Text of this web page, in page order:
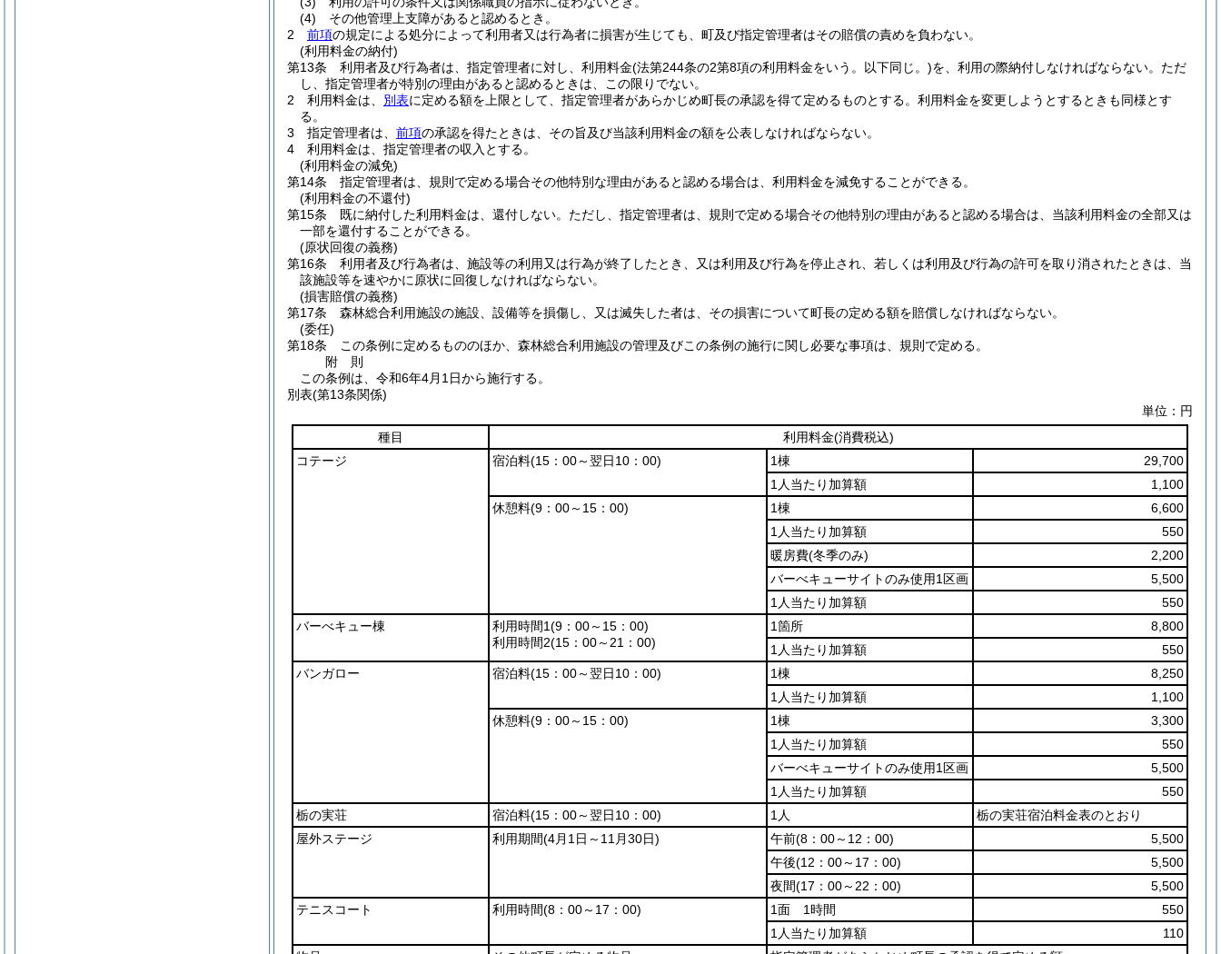
(4)
その他管理上支障があると認めるとき。
2
前項の規定による処分によって利用者又は行為者に損害が生じても、町及び指定管理者はその賠償の責めを負わない。
(利用料金の納付)
第13条
利用者及び行為者は、指定管理者に対し、利用料金(法第244条の2第8項の利用料金をいう。以下同じ。)を、利用の際納付しなければならない。 ただ
し、指定管理者が特別の理由があると認めるときは、この限りでない。
2
利用料金は、 別表に定める額を上限として、指定管理者があらかじめ町長の承認を得て定めるものとする。 利用料金を変更しようとするときも同様とす
る。
3
指定管理者は、 前項の承認を得たときは、その旨及び当該利用料金の額を公表しなければならない。
4
利用料金は、指定管理者の収入とする。
(利用料金の減免)
第14条
指定管理者は、規則で定める場合その他特別な理由があると認める場合は、利用料金を減免することができる。
(利用料金の不還付)
第15条
既に納付した利用料金は、還付しない。 ただし、指定管理者は、規則で定める場合その他特別の理由があると認める場合は、当該利用料金の全部又は
一部を還付することができる。
(原状回復の義務)
第16条
利用者及び行為者は、施設等の利用又は行為が終了したとき、又は利用及び行為を停止され、若しくは利用及び行為の許可を取り消されたときは、当
該施設等を速やかに原状に回復しなければならない。
(損害賠償の義務)
第17条
森林総合利用施設の施設、設備等を損傷し、又は滅失した者は、その損害について町長の定める額を賠償しなければならない。
(委任)
第18条
この条例に定めるもののほか、森林総合利用施設の管理及びこの条例の施行に関し必要な事項は、規則で定める。
附 則
この条例は、令和6年4月1日から施行する。
別表(第13条関係)
単位：円
種目
利用料金(消費税込)
コテージ
宿泊料(15：00～翌日10：00) 1棟
29,700
1人当たり加算額
1,100
休憩料(9：00～15：00) 1棟
6,600
1人当たり加算額
550
暖房費(冬季のみ)
2,200
バーべキューサイトのみ使用1区画
5,500
1人当たり加算額
550
バーべキュー棟
利用時間1(9：00～15：00)
利用時間2(15：00～21：00)
1箇所
8,800
1人当たり加算額
550
バンガロー
宿泊料(15：00～翌日10：00) 1棟
8,250
1人当たり加算額
1,100
休憩料(9：00～15：00) 1棟
3,300
1人当たり加算額
550
バーべキューサイトのみ使用1区画
5,500
1人当たり加算額
550
栃の実荘
宿泊料(15：00～翌日10：00) 1人
栃の実荘宿泊料金表のとおり
屋外ステージ
利用期間(4月1日～11月30日) 午前(8：00～12：00)
5,500
午後(12：00～17：00)
5,500
夜間(17：00～22：00)
5,500
テニスコート
利用時間(8：00～17：00) 1面 1時間
550
1人当たり加算額
110